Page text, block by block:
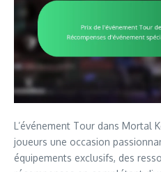
L’événement Tour dans Mortal
joueurs une occasion
équipements exclusifs, des